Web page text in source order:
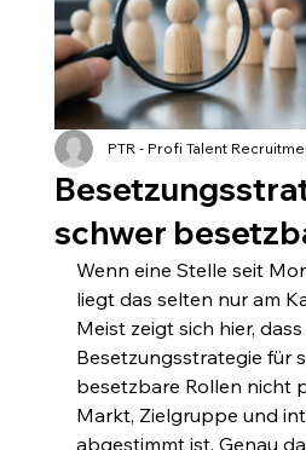
schwer
PTR - Profi Talent
Wenn eine Stelle seit
liegt das selten nur am
Meist zeigt sich hier,
Besetzungsstrategie für
besetzbare Rollen nicht
Markt, Zielgruppe und
abgestimmt ist. Genau